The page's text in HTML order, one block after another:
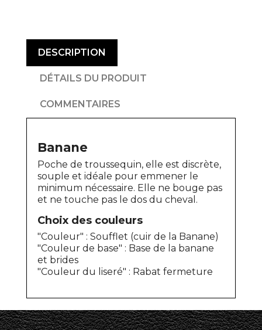
DESCRIPTION
DÉTAILS DU PRODUIT
COMMENTAIRES
Banane
Poche de troussequin, elle est discrète,
souple et idéale pour emmener le
minimum nécessaire. Elle ne bouge pas
et ne touche pas le dos du cheval.
Choix des couleurs
"Couleur" : Soufflet (cuir de la Banane)
"Couleur de base" : Base de la banane
et brides
"Couleur du liseré" : Rabat fermeture